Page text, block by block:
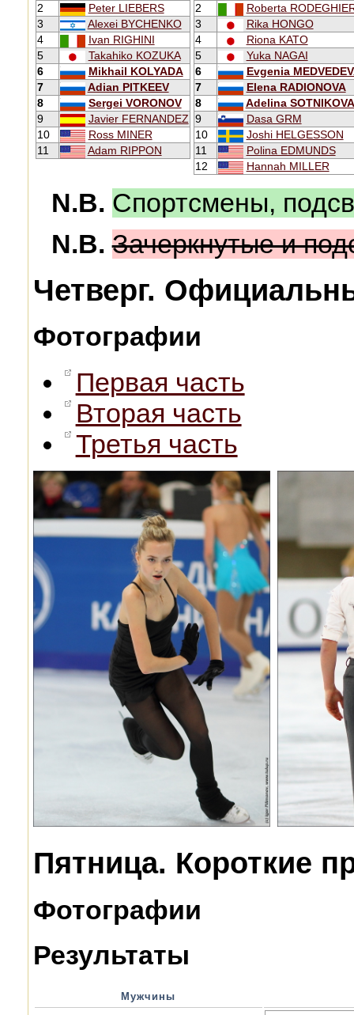
2
Peter LIEBERS
3
Alexei BYCHENKO
4
Ivan RIGHINI
5
Takahiko KOZUKA
6
Mikhail KOLYADA
7
Adian PITKEEV
8
Sergei VORONOV
9
Javier FERNANDEZ
10
Ross MINER
11
Adam RIPPON
2
Roberta
3
Rika HONGO
4
Riona KATO
5
Yuka NAGAI
6
Evgenia
7
Elena RADIONOVA
8
Adelina SOTNIKOVA
9
Dasa GRM
10
Joshi HELGESSON
11
Polina EDMUNDS
12
Hannah MILLER
N.B. Спортсмены,
N.B. Зачеркнутые и
Четверг.
Фотографии
Первая часть
Вторая часть
Третья часть
Пятница. Короткие
Фотографии
Результаты
Мужчины